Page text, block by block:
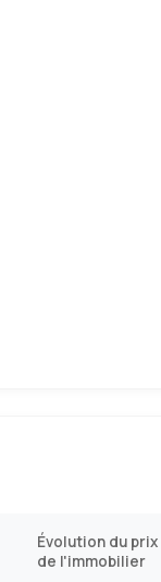
Évolution du prix
de l'immobilier